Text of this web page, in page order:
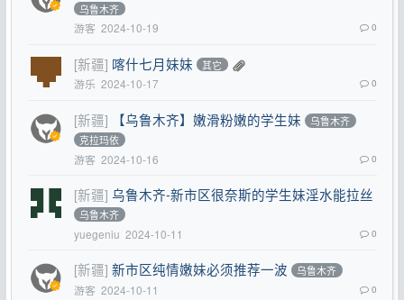
乌鲁木齐
游客 2024-10-19 0
[新疆] 喀什七月妹妹 其它
游乐 2024-10-17 0
[新疆] 【乌鲁木齐】嫩滑粉嫩的学生妹
乌鲁木齐
克拉玛依
游客 2024-10-16 0
[新疆] 乌鲁木齐-新市区很奈斯的学生妹淫水能拉丝
乌鲁木齐
yuegeniu 2024-10-11 0
[新疆] 新市区纯情嫩妹必须推荐一波 乌鲁木齐
游客 2024-10-11 0